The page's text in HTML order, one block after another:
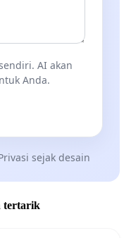
AI akan
Anda.
sejak desain
tertarik